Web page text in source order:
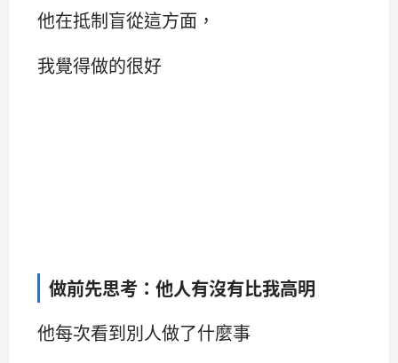
他在抵制盲從這方面，
我覺得做的很好
做前先思考：他人有沒有比我高明
他每次看到別人做了什麼事